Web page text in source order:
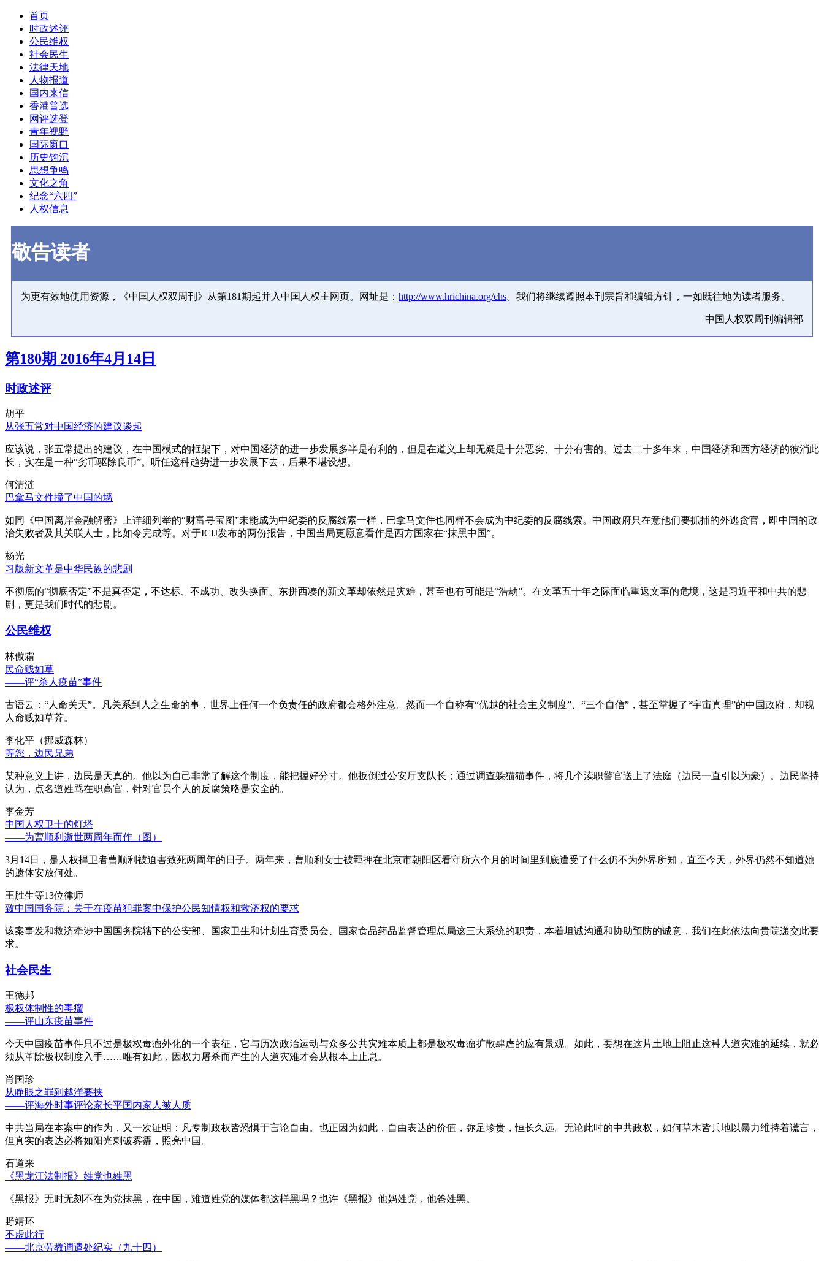
首页
时政述评
公民维权
社会民生
法律天地
人物报道
国内来信
香港普选
网评选登
青年视野
国际窗口
历史钩沉
思想争鸣
文化之角
纪念“六四”
人权信息
敬告读者
为更有效地使用资源，《中国人权双周刊》从第181期起并入中国人权主网页。网址是： http://www.hrichina.org/chs。我们将继续遵照本刊宗旨和编辑方针，一如既往地为读者服务。
中国人权双周刊编辑部
第180期 2016年4月14日
时政述评
胡平
从张五常对中国经济的建议谈起
应该说，张五常提出的建议，在中国模式的框架下，对中国经济的进一步发展多半是有利的，但是在道义上却无疑是十分恶劣、十分有害的。过去二十多年来，中国经济和西方经济的彼消此
长，实在是一种“劣币驱除良币”。听任这种趋势进一步发展下去，后果不堪设想。
何清涟
巴拿马文件撞了中国的墙
如同《中国离岸金融解密》上详细列举的“财富寻宝图”未能成为中纪委的反腐线索一样，巴拿马文件也同样不会成为中纪委的反腐线索。中国政府只在意他们要抓捕的外逃贪官，即中国的政
治失败者及其关联人士，比如令完成等。对于ICIJ发布的两份报告，中国当局更愿意看作是西方国家在“抹黑中国”。
杨光
习版新文革是中华民族的悲剧
不彻底的“彻底否定”不是真否定，不达标、不成功、改头换面、东拼西凑的新文革却依然是灾难，甚至也有可能是“浩劫”。在文革五十年之际面临重返文革的危境，这是习近平和中共的悲
剧，更是我们时代的悲剧。
公民维权
林傲霜
民命贱如草
——评“杀人疫苗”事件
古语云：“人命关天”。凡关系到人之生命的事，世界上任何一个负责任的政府都会格外注意。然而一个自称有“优越的社会主义制度”、“三个自信”，甚至掌握了“宇宙真理”的中国政府，却视
人命贱如草芥。
李化平（挪威森林）
等您，边民兄弟
某种意义上讲，边民是天真的。他以为自己非常了解这个制度，能把握好分寸。他扳倒过公安厅支队长；通过调查躲猫猫事件，将几个渎职警官送上了法庭（边民一直引以为豪）。边民坚持
认为，点名道姓骂在职高官，针对官员个人的反腐策略是安全的。
李金芳
中国人权卫士的灯塔
——为曹顺利逝世两周年而作（图）
3月14日，是人权捍卫者曹顺利被迫害致死两周年的日子。两年来，曹顺利女士被羁押在北京市朝阳区看守所六个月的时间里到底遭受了什么仍不为外界所知，直至今天，外界仍然不知道她
的遗体安放何处。
王胜生等13位律师
致中国国务院：关于在疫苗犯罪案中保护公民知情权和救济权的要求
该案事发和救济牵涉中国国务院辖下的公安部、国家卫生和计划生育委员会、国家食品药品监督管理总局这三大系统的职责，本着坦诚沟通和协助预防的诚意，我们在此依法向贵院递交此要
求。
社会民生
王德邦
极权体制性的毒瘤
——评山东疫苗事件
今天中国疫苗事件只不过是极权毒瘤外化的一个表征，它与历次政治运动与众多公共灾难本质上都是极权毒瘤扩散肆虐的应有景观。如此，要想在这片土地上阻止这种人道灾难的延续，就必
须从革除极权制度入手……唯有如此，因权力屠杀而产生的人道灾难才会从根本上止息。
肖国珍
从睁眼之罪到越洋要挟
——评海外时事评论家长平国内家人被人质
中共当局在本案中的作为，又一次证明：凡专制政权皆恐惧于言论自由。也正因为如此，自由表达的价值，弥足珍贵，恒长久远。无论此时的中共政权，如何草木皆兵地以暴力维持着谎言，
但真实的表达必将如阳光刺破雾霾，照亮中国。
石道来
《黑龙江法制报》姓党也姓黑
《黑报》无时无刻不在为党抹黑，在中国，难道姓党的媒体都这样黑吗？也许《黑报》他妈姓党，他爸姓黑。
野靖环
不虚此行
——北京劳教调遣处纪实（九十四）